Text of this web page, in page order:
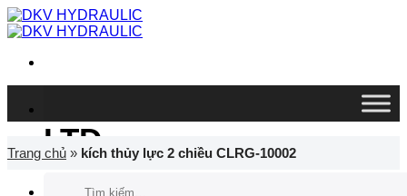
Chuyển
đến
dung
LTD
Trang chủ » kích thủy lực 2 chiều CLRG-10002